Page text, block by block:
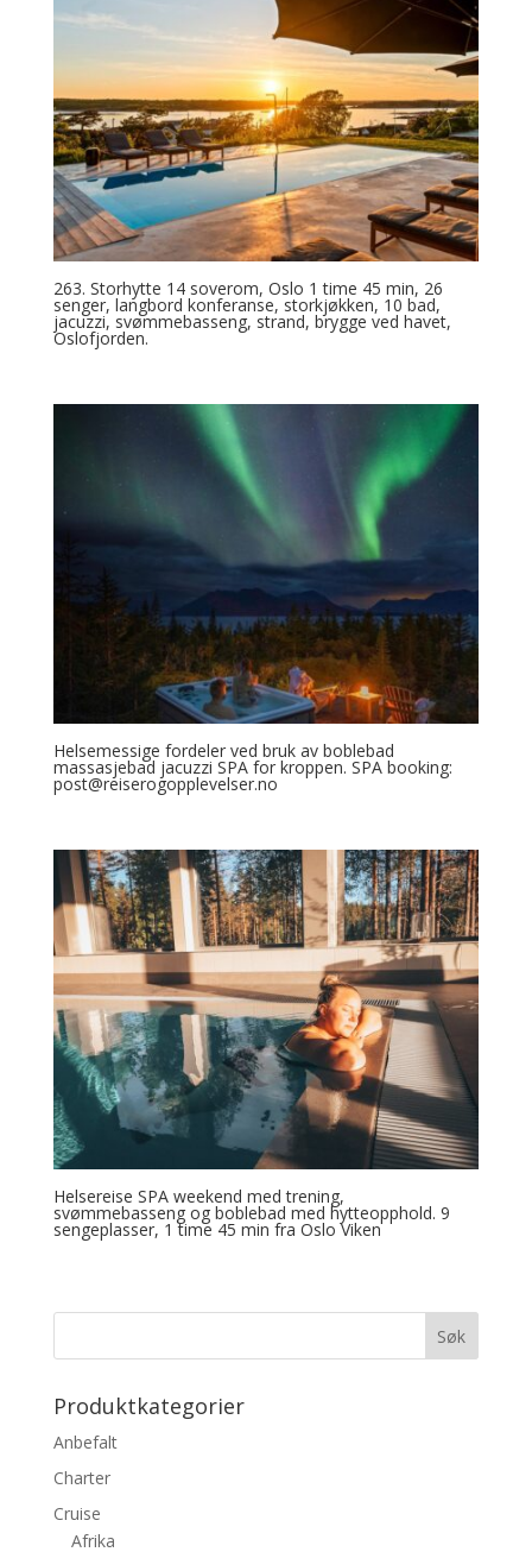
263. Storhytte 14 soverom, Oslo 1 time 45 min, 26
senger, langbord konferanse, storkjøkken, 10 bad,
jacuzzi, svømmebasseng, strand, brygge ved havet,
Oslofjorden.
Helsemessige fordeler ved bruk av boblebad
massasjebad jacuzzi SPA for kroppen. SPA booking:
post@reiserogopplevelser.no
Helsereise SPA weekend med trening,
svømmebasseng og boblebad med hytteopphold. 9
sengeplasser, 1 time 45 min fra Oslo Viken
Produktkategorier
Anbefalt
Charter
Cruise
Afrika